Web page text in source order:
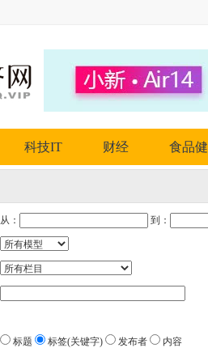
科技IT 财经 食品
从： 到：
标题 标签(关键字) 发布者 内容